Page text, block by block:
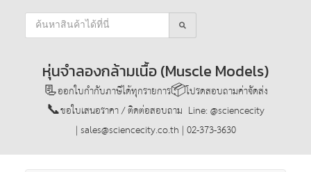
หุ่นจำลองกล้ามเนื้อ (Muscle Models)
📃ออกใบกำกับภาษีได้ทุกรายการ📦โปรดสอบถามค่าจัดส่ง
📞ขอใบเสนอราคา / ติดต่อสอบถาม Line: @sciencecity
| sales@sciencecity.co.th | 02-373-3630